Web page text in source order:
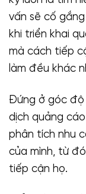
vấn sẽ cố
khi triển khai
mà cách tiếp
làm đều khác
Đứng ở góc độ
dịch quảng
phân tích nhu
của mình, từ
tiếp cận họ.